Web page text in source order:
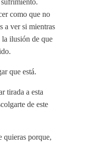
como que no
a ver si mientras
ilusión de que
que está.
tirada a esta
de este
quieras porque,